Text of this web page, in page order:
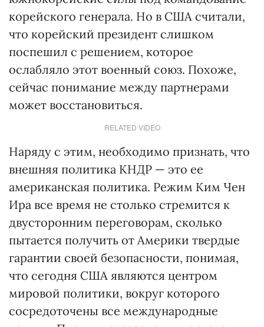
корейского генерала. Но в США считали,
что корейский президент слишком
поспешил с решением, которое
ослабляло этот военный союз. Похоже,
сейчас понимание между партнерами
может восстановиться.
RELATED VIDEO
Наряду с этим, необходимо признать, что
внешняя политика КНДР — это ее
американская политика. Режим Ким Чен
Ира все время не столько стремится к
двусторонним переговорам, сколько
пытается получить от Америки твердые
гарантии своей безопасности, понимая,
что сегодня США являются центром
мировой политики, вокруг которого
сосредоточены все международные